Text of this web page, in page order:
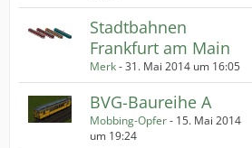
Stadtbahnen
Frankfurt am Main
Merk-31. Mai 2014 um 16:05
BVG-Baureihe A
Mobbing-Opfer- 15. Mai 2014
um 19:24